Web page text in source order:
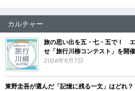
カルチャー
旅の思い出を五・七・五で！
せ「旅行川柳コンテスト」を開催
2026年8月7日
東野圭吾が選んだ「記憶に残る一文」はどれ